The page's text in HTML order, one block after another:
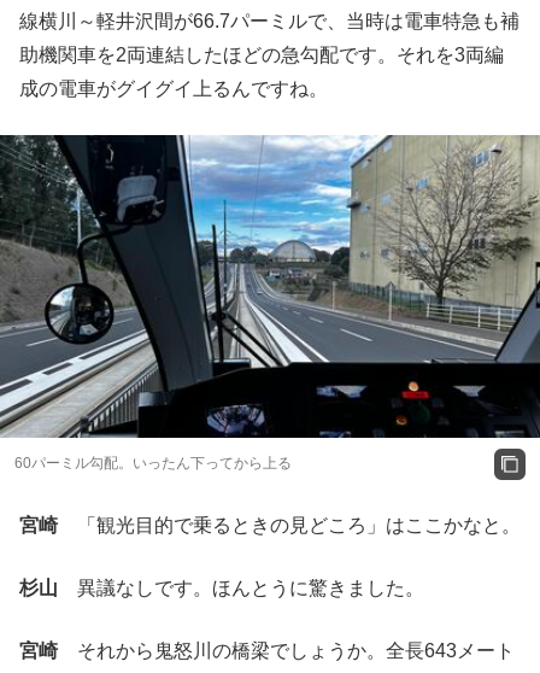
線横川～軽井沢間が66.7パーミルで、当時は電車特急も補
助機関車を2両連結したほどの急勾配です。それを3両編
成の電車がグイグイ上るんですね。
60パーミル勾配。いったん下ってから上る
宮崎 「観光目的で乗るときの見どころ」はここかなと。
杉山 異議なしです。ほんとうに驚きました。
宮崎 それから鬼怒川の橋梁でしょうか。全長643メート